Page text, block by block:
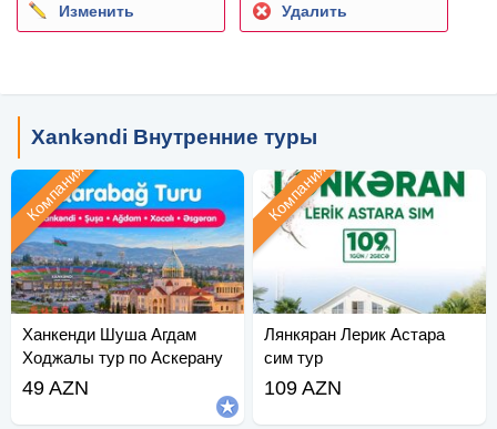
Изменить Удалить
Xankəndi Внутренние туры
Ханкенди Шуша Агдам
Ходжалы тур по Аскерану
Компания
49 AZN
Лянкяран Лерик Астара
сим тур
Компания
109 AZN